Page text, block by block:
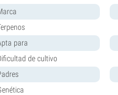
para
de cultivo